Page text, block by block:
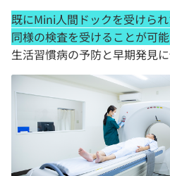
既にMini人間ドックを受けら
同様の検査を受けることが可能
生活習慣病の予防と早期発見